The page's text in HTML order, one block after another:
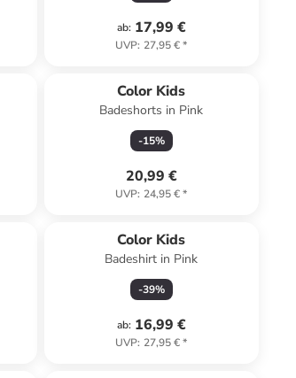
ab: 17,99 €
UVP: 27,95 €*
Color Kids
Badeshorts in Pink
-15%
20,99 €
UVP: 24,95 €*
Color Kids
Badeshirt in Pink
-39%
ab: 16,99 €
UVP: 27,95 €*